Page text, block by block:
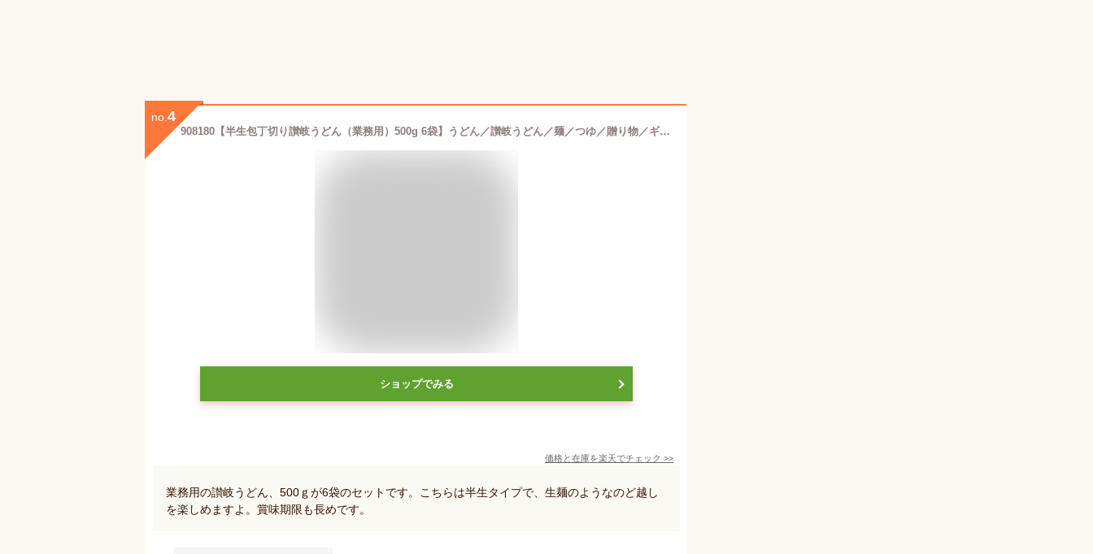
no. 4
908180【半生包丁切り讃岐うどん（業務用）500g 6袋】うどん／讃岐うどん／麺／つゆ／贈り物／ギフト
ショップでみる
価格と在庫を楽天でチェック >>
業務用の讃岐うどん、500ｇが6袋のセットです。こちらは半生タイプで、生麺のようなのど越し
を楽しめますよ。賞味期限も長めです。